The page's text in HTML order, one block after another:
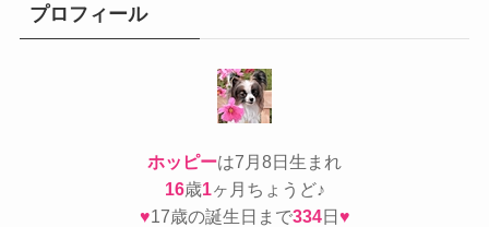
ープロフィール
ホッピーは7月8日生まれ
16歳1ヶ月ちょうど♪
♥17歳の誕生日まで334日♥